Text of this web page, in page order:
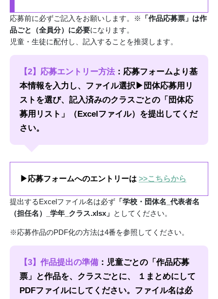
応募前に必ずご記入をお願いします。※
「作品応募票」は作
品ごと（全員分）に必要になります。
児童・生徒に配付し、記入することを推奨します。
【2】応募エントリー方法 ：応募フォームより基
本情報を入力し、ファイル選択▶団体応募用リ
ストを選び、記入済みのクラスごとの「団体応
募用リスト」（Excelファイル）を提出してくだ
さい。
▶応募フォームへのエントリーは >>こちらから
提出するExcelファイル名は必ず 「学校・団体名_代表者名
（担任名）_学年_クラス.xlsx」 としてください。
※応募作品のPDF化の方法は4番を参照してください。
【3】作品提出の準備 ：児童ごとの「作品応募
票」と作品を、クラスごとに、 １まとめにして
PDFファイルにしてください。ファイル名は必